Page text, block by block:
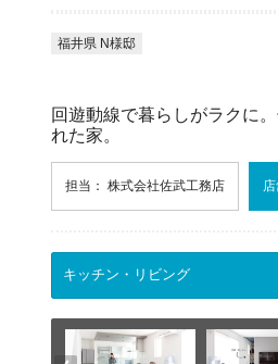
福井県 N様邸
回遊動線で暮らしがラクに
れた家。
担当： 株式会社佐武工務店